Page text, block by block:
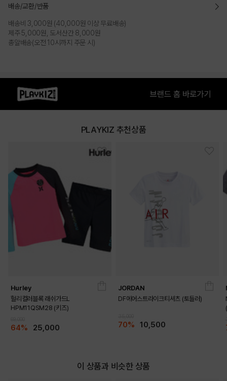
배송/교환/반품
배송비 3,000원 (40,000원 이상 무료배송)
제주 5,000원, 도서산간 8,000원
총알배송(오전 10시까지 주문 시)
PLAYKIZ 추천상품
Hurley
헐리컬러블록 래쉬가드L
HPM11QSM28 (키즈)
64% 25,000
JORDAN
DF에어스트라이크티셔츠 (토들러)
70% 10,500
이 상품과 비슷한 상품